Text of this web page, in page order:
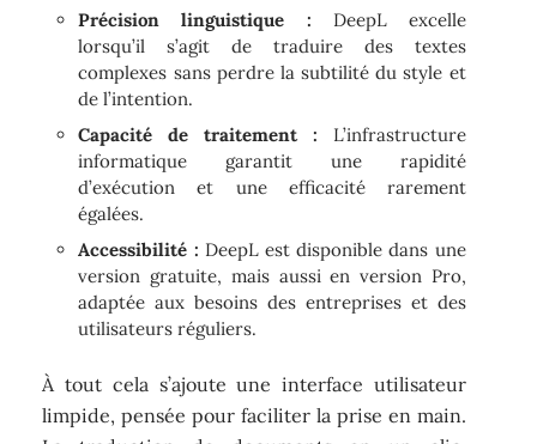
Précision linguistique : DeepL excelle
lorsqu’il s’agit de traduire des textes
complexes sans perdre la subtilité du style et
de l’intention.
Capacité de traitement : L’infrastructure
informatique garantit une rapidité
d’exécution et une efficacité rarement
égalées.
Accessibilité : DeepL est disponible dans une
version gratuite, mais aussi en version Pro,
adaptée aux besoins des entreprises et des
utilisateurs réguliers.
À tout cela s’ajoute une interface utilisateur
limpide, pensée pour faciliter la prise en main.